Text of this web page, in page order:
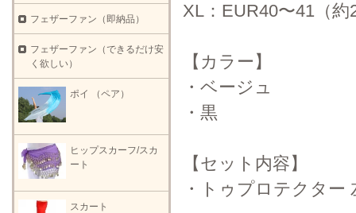
XL：EUR40〜41（約
【カラー】
・ベージュ
・黒
【セット内容】
・トゥプロテクター
フェザーファン（即納品）
フェザーファン（できるだけ安
く欲しい）
ポイ （ペア）
ヒップスカーフ/スカ
ート
スカート